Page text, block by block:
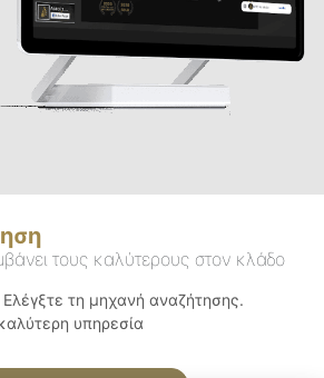
τους καλύτερους στον κλάδο
τη μηχανή αναζήτησης.
υπηρεσία